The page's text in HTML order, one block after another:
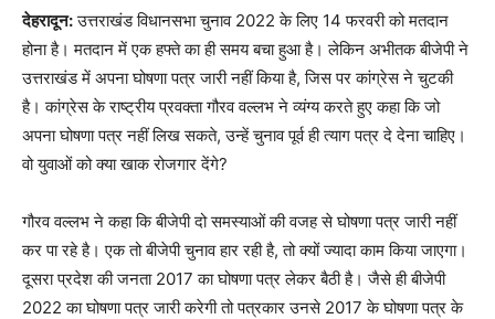
देहरादून:उत्तराखंड विधानसभा चुनाव 2022 के लिए 14 फरवरी को मतदान
होना है। मतदान में एक हफ्ते का ही समय बचा हुआ है। लेकिन अभीतक बीजेपी ने
उत्तराखंड में अपना घोषणा पत्र जारी नहीं किया है, जिस पर कांग्रेस ने चुटकी
है। कांग्रेस के राष्ट्रीय प्रवक्ता गौरव वल्लभ ने व्यंग्य करते हुए कहा कि जो
अपना घोषणा पत्र नहीं लिख सकते, उन्हें चुनाव पूर्व ही त्याग पत्र दे देना चाहिए।
वो युवाओं को क्या खाक रोजगार देंगे?
गौरव वल्लभ ने कहा कि बीजेपी दो समस्याओं की वजह से घोषणा पत्र जारी नहीं
कर पा रहे है। एक तो बीजेपी चुनाव हार रही है, तो क्यों ज्यादा काम किया जाएगा।
दूसरा प्रदेश की जनता 2017 का घोषणा पत्र लेकर बैठी है। जैसे ही बीजेपी
2022 का घोषणा पत्र जारी करेगी तो पत्रकार उनसे 2017 के घोषणा पत्र के